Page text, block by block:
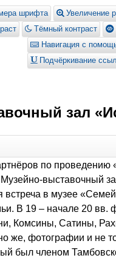
шрифта Увеличение
Тёмный контраст
Навигация с
Подчёркивание
зал
по проведению
Музейно-выставочный
встреча в музее
В 19 – начале 20
Комсины, Сатины,
же, фотографии и не
был членом